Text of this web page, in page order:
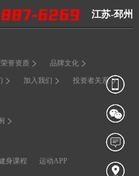
江苏-邳州
荣誉资质 品牌文化
加入我们 投资者关系
身课程 运动APP